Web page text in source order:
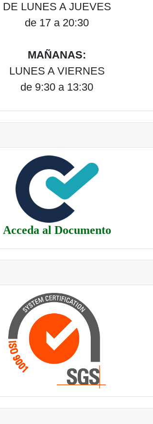
DE LUNES A JUEVES
de 17 a 20:30
MAÑANAS:
LUNES A VIERNES
de 9:30 a 13:30
Acceda al Documento